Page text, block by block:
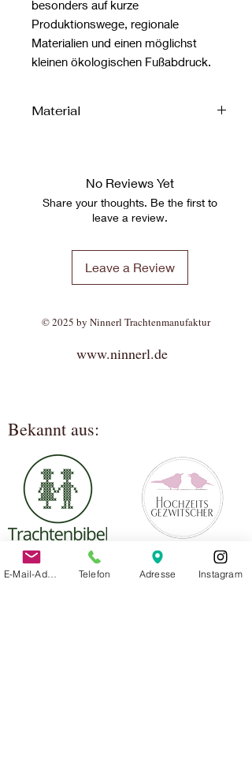
besonders auf kurze
Produktionswege, regionale
Materialien und einen möglichst
kleinen ökologischen Fußabdruck.
Material
No Reviews Yet
Share your thoughts. Be the first to
leave a review.
Leave a Review
© 2025 by Ninnerl Trachtenmanufaktur
www.ninnerl.de
Bekannt aus:
E-Mail-Adresse Telefon Adresse Instagram